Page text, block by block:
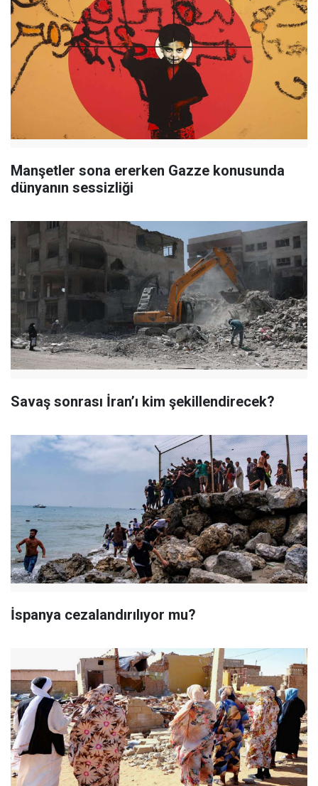
Manşetler sona ererken Gazze konusunda
dünyanın sessizliği
Savaş sonrası İran’ı kim şekillendirecek?
İspanya cezalandırılıyor mu?